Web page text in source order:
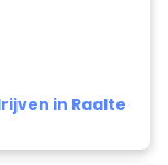
in Raalte